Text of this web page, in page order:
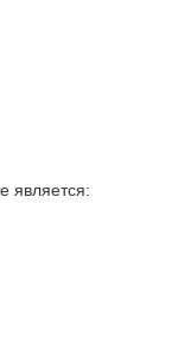
является: